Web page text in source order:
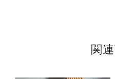
関